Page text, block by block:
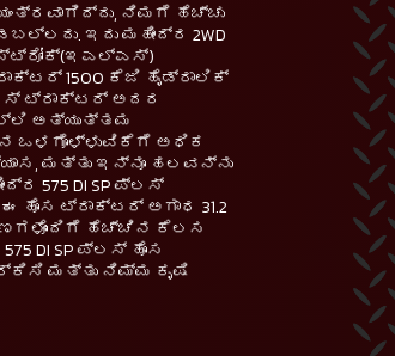
ನಿಮಗೆ ಹೆಚ್ಚು
ಇದು ಮಹೀಂದ್ರ 2WD
ಸ್ಟ್ರೋಕ್(ಇಎಲ್ಎಸ್)
1500 ಕೆಜಿ ಹೈಡ್ರಾಲಿಕ್
ಟ್ರಾಕ್ಟರ್ ಅದರ
ಅತ್ಯುತ್ತಮ
ಒಳಗೊಳ್ಳುವಿಕೆಗೆ ಅಧಿಕ
ಮತ್ತು ಇನ್ನೂ ಹಲವನ್ನು
575 DI SP ಪ್ಲಸ್
ಹೊಸ ಟ್ರಾಕ್ಟರ್ ಅಗಾಧ 31.2
ಹೆಚ್ಚಿನ ಕೆಲಸ
DI SP ಪ್ಲಸ್ ಹೊಸ
ಮತ್ತು ನಿಮ್ಮ ಕೃಷಿ